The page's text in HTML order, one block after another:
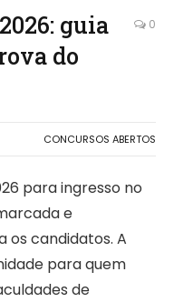
guia
do
0
CONCURSOS ABERTOS
para ingresso no
e
candidatos. A
para quem
de